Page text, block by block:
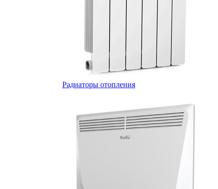
Радиаторы отопления